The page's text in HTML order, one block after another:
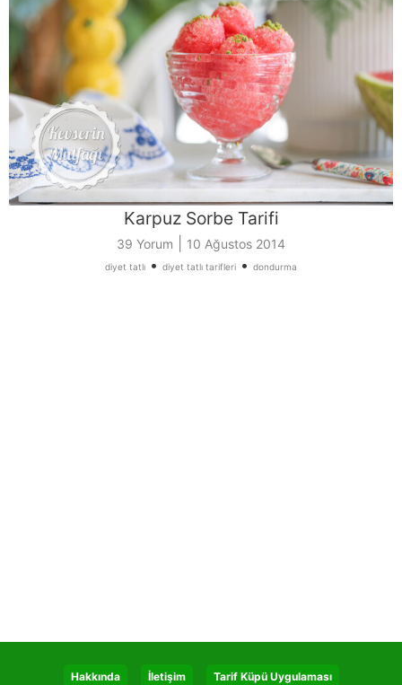
Karpuz Sorbe Tarifi
39 Yorum 10 Ağustos 2014
diyet tatlı • diyet tatlı tarifleri • dondurma
Hakkında İletişim Tarif Küpü Uygulaması